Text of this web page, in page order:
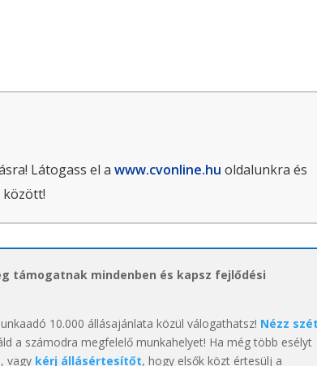
Látogass el awww.cvonline.hu oldalunkra és
között!
támogatnak mindenben és kapsz fejlődési
10.000 állásajánlata közül válogathatsz! Nézz
a számodra megfelelő munkahelyet! Ha még több esélyt
, vagy kérj állásértesítőt, hogy elsők közt értesülj a